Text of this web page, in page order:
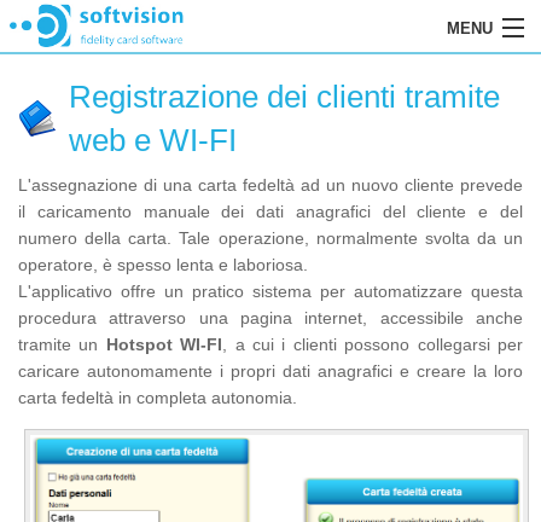
MENU
PANORAMICA
FUNZIONALITÀ
SCHERMATA PRINCIPALE
SCHEDA DEL CLIENTE
INSERIMENTO DI UN NUOVO CLIENTE
GESTIONE CLIENTI
OPERAZIONI DEL CLIENTE
IMPORTAZIONE DA FILE
Registrazione dei clienti tramite
web e WI-FI
L'assegnazione di una carta fedeltà ad un nuovo cliente prevede
il caricamento manuale dei dati anagrafici del cliente e del
numero della carta. Tale operazione, normalmente svolta da un
operatore, è spesso lenta e laboriosa.
L'applicativo offre un pratico sistema per automatizzare questa
procedura attraverso una pagina internet, accessibile anche
tramite un Hotspot WI-FI , a cui i clienti possono collegarsi per
caricare autonomamente i propri dati anagrafici e creare la loro
carta fedeltà in completa autonomia.